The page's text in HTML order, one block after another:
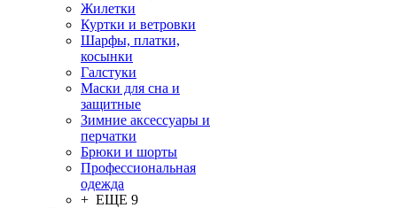
Жилетки
Куртки и ветровки
Шарфы, платки,
косынки
Галстуки
Маски для сна и
защитные
Зимние аксессуары и
перчатки
Брюки и шорты
Профессиональная
одежда
+ ЕЩЕ 9